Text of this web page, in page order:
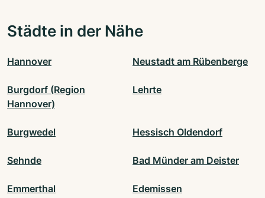
Städte in der Nähe
Hannover Neustadt am Rübenberge
Burgdorf (Region
Hannover)
Lehrte
Burgwedel Hessisch Oldendorf
Sehnde Bad Münder am Deister
Emmerthal Edemissen